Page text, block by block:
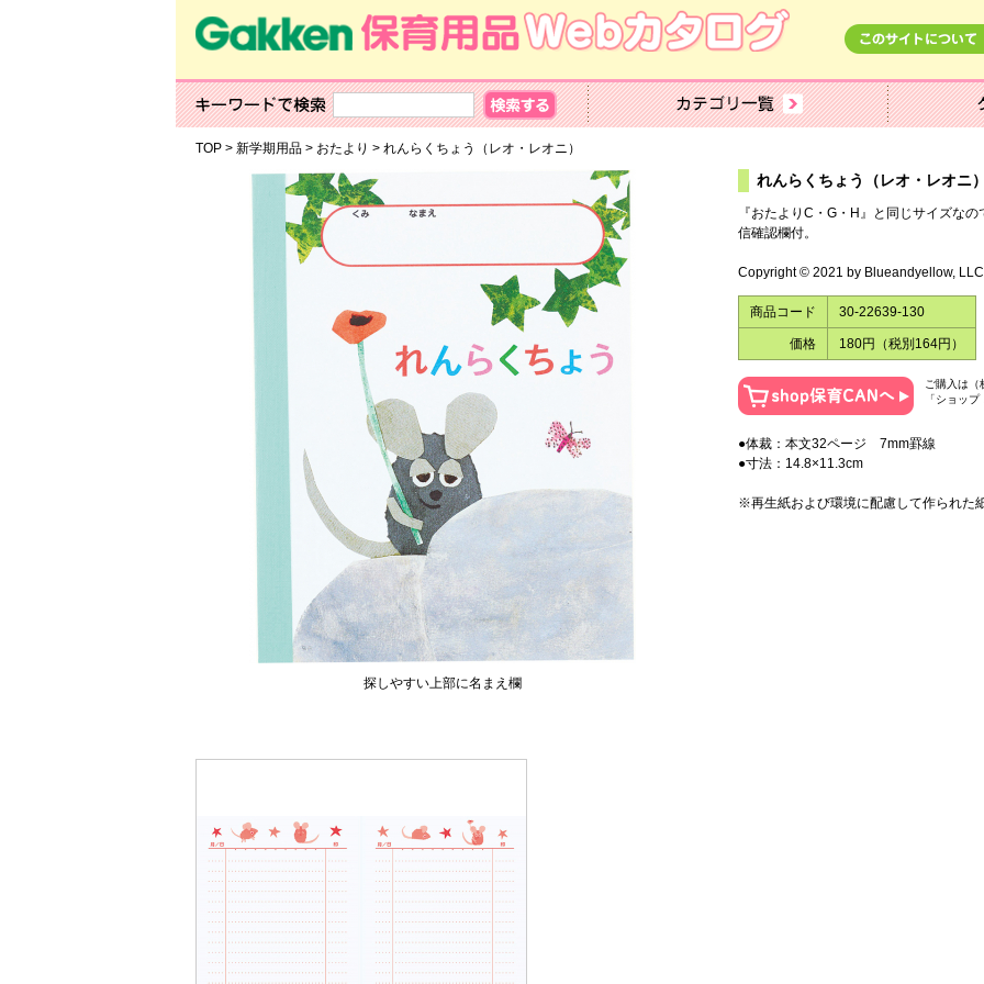
TOP> 新学期用品> おたより > れんらくちょう（レオ・レオニ）
探しやすい上部に名まえ欄
れんらくちょう（レオ・レオニ）
『おたよりC・G・H』と同じサイズな
信確認欄付。
Copyright © 2021 by Blueandyellow,
商品コード 30-22639-130
価格 180円（税別164円）
ご購入は（
「ショッ
●体裁：本文32ページ 7mm罫線
●寸法：14.8×11.3cm
※再生紙および環境に配慮して作られた